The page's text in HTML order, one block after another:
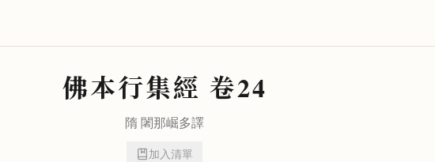
佛本行集經 卷24
隋闍那崛多譯
加入清單